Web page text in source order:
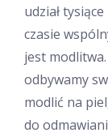
udział
czasie
jest
odbywamy
modlić na
do